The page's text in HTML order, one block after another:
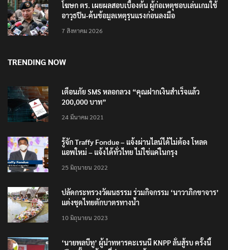
โฆษก ตร. เผยผลสอบเบื้องต้น ผู้ก่อเหตุชอบเล่นเกมใช้
อาวุธปืน-ค้นข้อมูลเหตุรุนแรงก่อนลงมือ
7 สิงหาคม 2026
TRENDING NOW
เตือนภัย SMS หลอกลวง “คุณฝากเงินสำเร็จแล้ว
200,000 บาท”
24 มีนาคม 2021
รู้จัก Traffy Fondue – แจ้งผ่านไลน์ได้ไม่ต้อง โหลด
แอพใหม่ – แจ้งได้ทั่วไทย ไม่ใช่แค่ในกรุง
25 มิถุนายน 2022
ปลัดกระทรวงวัฒนธรรม ร่วมกิจกรรม ‘นาวาภิกขาจาร’
แต่งชุดไทยตักบาตรทางน้ำ
10 มิถุนายน 2023
‘นายพลบีทู’ ผู้นำทหารคะเรนนี KNPP ลั่นสู้รบ ครั้งนี้